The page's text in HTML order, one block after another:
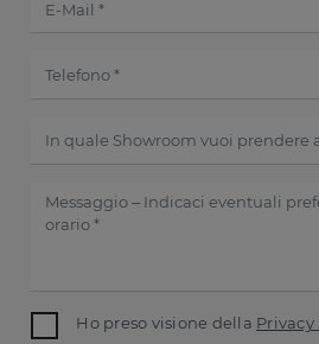
Ho preso visione della Privacy